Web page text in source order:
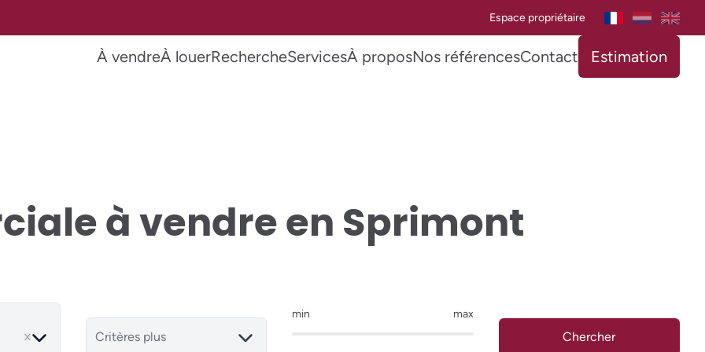
Espace propriétaire
À vendreÀ louerRechercheServicesÀ proposNos référencesContact Estimation
à vendre en Sprimont
Critères plus
min max
Chercher